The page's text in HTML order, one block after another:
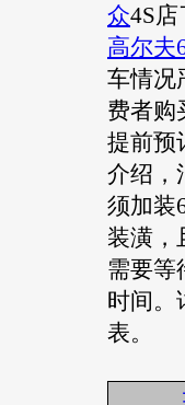
众4S
高尔夫
车情况
费者购
提前预
介绍，
须加装
装潢，
需要等
时间。
表。